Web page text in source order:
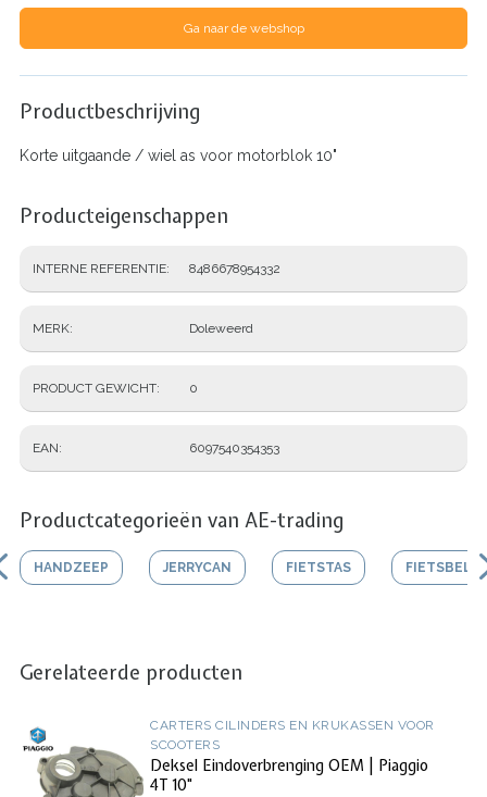
Ga naar de webshop
Productbeschrijving
Korte uitgaande / wiel as voor motorblok 10"
Producteigenschappen
INTERNE REFERENTIE 8486678954332
MERK Doleweerd
PRODUCT GEWICHT 0
EAN 6097540354353
Productcategorieën van AE-trading
HANDZEEP JERRYCAN FIETSTAS FIETSBEL
Gerelateerde producten
CARTERS CILINDERS EN KRUKASSEN VOOR
SCOOTERS
Deksel Eindoverbrenging OEM | Piaggio
4T 10"